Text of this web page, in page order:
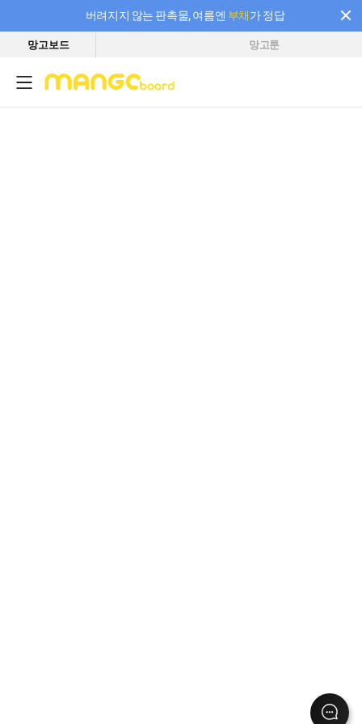
버려지지 않는 판촉물, 여름엔 부채가 정답
필요한 만큼 충전하고 끊김 없이 작업하세요! 새로워진 AI 부스터 요금제
망고보드 망고툰